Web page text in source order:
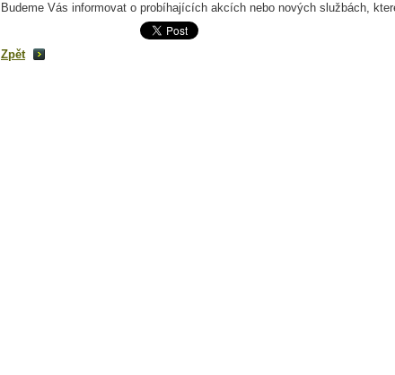
Budeme Vás informovat o probíhajících akcích nebo nových službách,
Zpět